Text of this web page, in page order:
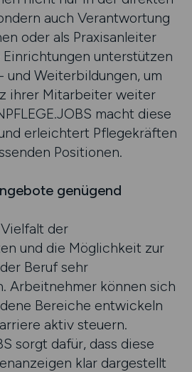
auch Verantwortung
oder als Praxisanleiter
unterstützen
und Weiterbildungen, um
ihrer Mitarbeiter weiter
macht diese
erleichtert Pflegekräften
Positionen.
genügend
der
und die Möglichkeit zur
Beruf sehr
Arbeitnehmer können sich
Bereiche entwickeln
aktiv steuern.
sorgt dafür, dass diese
klar dargestellt